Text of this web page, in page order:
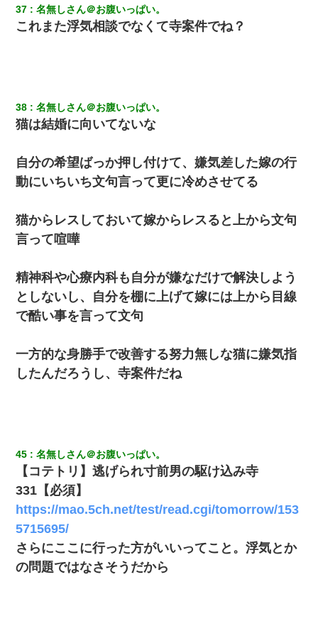
37 名無しさん＠お腹いっぱい。
これまた浮気相談でなくて寺案件でね？
38 名無しさん＠お腹いっぱい。
猫は結婚に向いてないな
自分の希望ばっか押し付けて、嫌気差した嫁の行
動にいちいち文句言って更に冷めさせてる
猫からレスしておいて嫁からレスると上から文句
言って喧嘩
精神科や心療内科も自分が嫌なだけで解決しよう
としないし、自分を棚に上げて嫁には上から目線
で酷い事を言って文句
一方的な身勝手で改善する努力無しな猫に嫌気指
したんだろうし、寺案件だね
45 名無しさん＠お腹いっぱい。
【コテトリ】逃げられ寸前男の駆け込み寺
331【必須】
https://mao.5ch.net/test/read.cgi/tomorrow/153
5715695/
さらにここに行った方がいいってこと。浮気とか
の問題ではなさそうだから